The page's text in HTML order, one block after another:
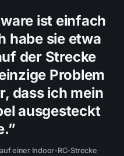
ist einfach
habe sie etwa
der Strecke
Problem
dass ich mein
ausgesteckt
einer Indoor-RC-Strecke